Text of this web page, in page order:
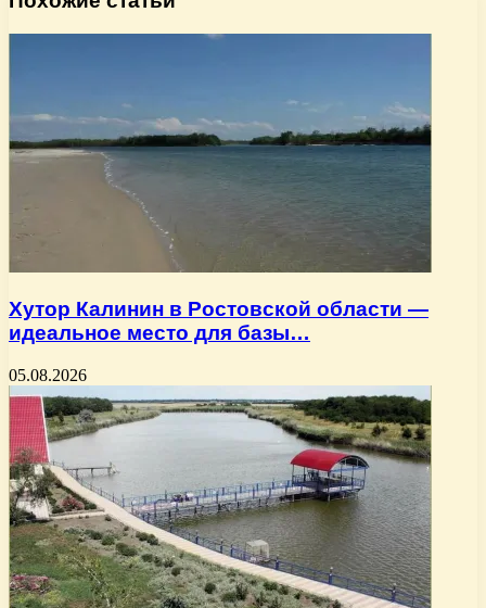
Хутор Калинин в Ростовской области —
идеальное место для базы…
05.08.2026